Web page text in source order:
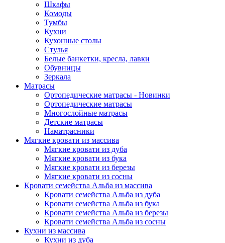
Шкафы
Комоды
Тумбы
Кухни
Кухонные столы
Стулья
Белые банкетки, кресла, лавки
Обувницы
Зеркала
Матрасы
Ортопедические матрасы - Новинки
Ортопедические матрасы
Многослойные матрасы
Детские матрасы
Наматрасники
Мягкие кровати из массива
Мягкие кровати из дуба
Мягкие кровати из бука
Мягкие кровати из березы
Мягкие кровати из сосны
Кровати семейства Альба из массива
Кровати семейства Альба из дуба
Кровати семейства Альба из бука
Кровати семейства Альба из березы
Кровати семейства Альба из сосны
Кухни из массива
Кухни из дуба